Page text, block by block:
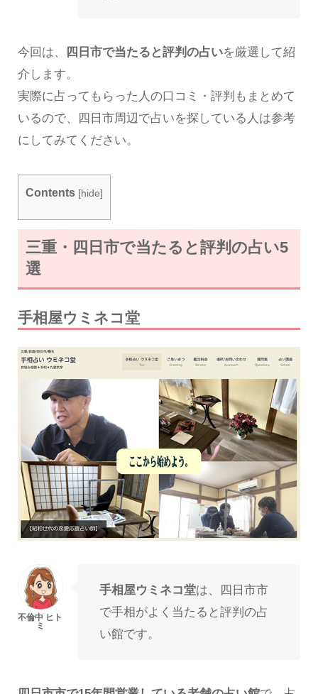
今回は、 四日市で当たると評判の占いを厳選して紹
介します。
実際に占ってもらった人の口コミ・評判もまとめて
いるので、四日市周辺で占いを探している人は参考
にしてみてください。
Contents [hide]
三重・四日市で当たると評判の占い5
選
手相屋ウミネコ堂
手相屋ウミネコ堂は、四日市市
で手相がよく当たると評判の占
い館です。